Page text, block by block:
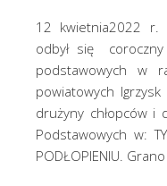
12 kwietnia2022 r.
odbył się
podstawowych w
powiatowych
drużyny chłopców i
Podstawowych w:
PODŁOPIENIU.